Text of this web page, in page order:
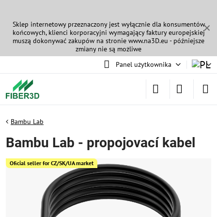
✕
Sklep internetowy przeznaczony jest wyłącznie dla konsumentów
końcowych, klienci korporacyjni wymagający faktury europejskiej
muszą dokonywać zakupów na stronie www.na3D.eu - późniejsze
zmiany nie są możliwe
Panel użytkownika
Oficial seller for CZ/SK/UA market
Bambu Lab
Bambu Lab - propojovací kabel